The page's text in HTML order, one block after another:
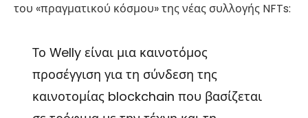
του «πραγματικού κόσμου» της νέας συλλογής NFTs:
Το Welly είναι μια καινοτόμος
προσέγγιση για τη σύνδεση της
καινοτομίας blockchain που βασίζεται